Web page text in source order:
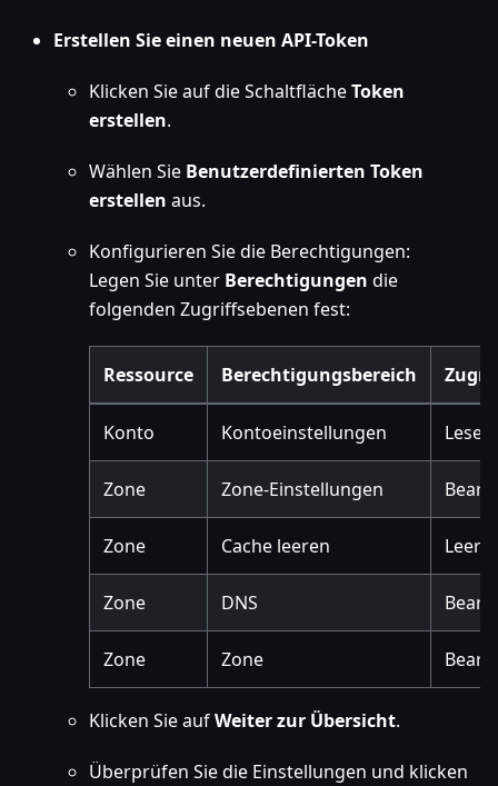
Erstellen Sie einen neuen API-Token
Klicken Sie auf die SchaltflächeToken
erstellen.
Wählen Sie Benutzerdefinierten Token
erstellen aus.
Konfigurieren Sie die Berechtigungen:
Legen Sie unter Berechtigungen die
folgenden Zugriffsebenen fest:
Ressource Berechtigungsbereich
Konto Kontoeinstellungen Lesen
Zone Zone-Einstellungen
Zone Cache leeren
Zone DNS
Zone Zone
Klicken Sie aufWeiter zur Übersicht.
Überprüfen Sie die Einstellungen und klicken